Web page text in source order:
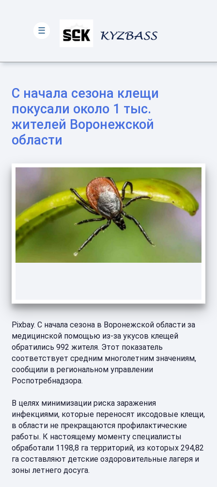
С начала сезона клещи
покусали около 1 тыс.
жителей Воронежской
области
Pixbay. С начала сезона в Воронежской области за
медицинской помощью из-за укусов клещей
обратились 992 жителя. Этот показатель
соответствует средним многолетним значениям,
сообщили в региональном управлении
Роспотребнадзора.
В целях минимизации риска заражения
инфекциями, которые переносят иксодовые клещи,
в области не прекращаются профилактические
работы. К настоящему моменту специалисты
обработали 1198,8 га территорий, из которых 294,82
га составляют детские оздоровительные лагеря и
зоны летнего досуга.
☰